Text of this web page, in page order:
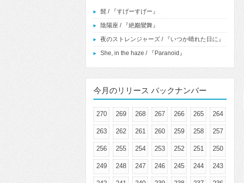
髭 / 『すげーすげー』
陰陽座 / 『絶巓鸞舞』
夜のストレンジャーズ / 『いつか晴れた日に』
She, in the haze / 『Paranoid』
今月のリリース バックナンバー
270 269 268 267 266 265 264
263 262 261 260 259 258 257
256 255 254 253 252 251 250
249 248 247 246 245 244 243